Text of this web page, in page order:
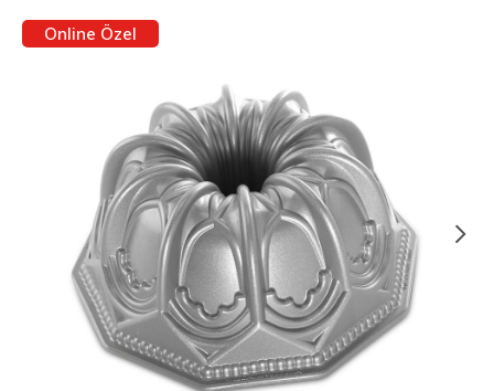
Online Özel